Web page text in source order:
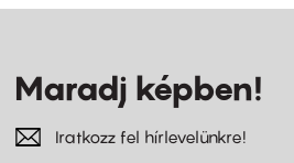
Maradj képben!
Iratkozz fel hírlevelünkre!